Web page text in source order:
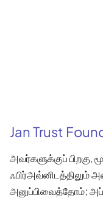
Jan Trust
அவர்களுக்குப்
ஃபிர்அவ்னிடத்திலும்
அனுப்பிவைத்தோம்;